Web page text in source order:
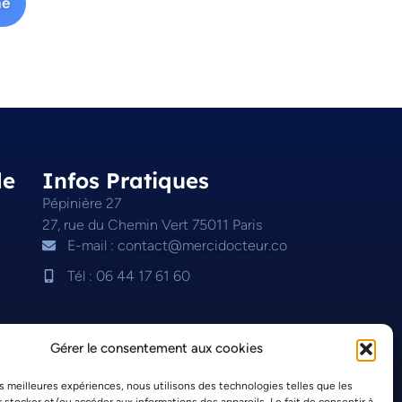
Gérer le consentement aux cookies
meilleures expériences, nous utilisons des technologies telles que les
Infos Pratiques
Pépinière 27
27, rue du Chemin Vert 75011 Paris
E-mail : contact@mercidocteur.co
Tél : 06 44 17 61 60